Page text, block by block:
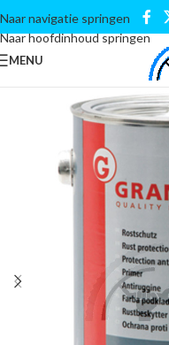
Naar navigatie springen
Naar hoofdinhoud springen
MENU